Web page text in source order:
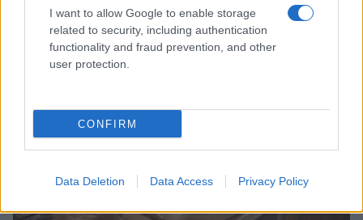
I want to allow Google to enable storage
related to security, including authentication
functionality and fraud prevention, and other
user protection.
CONFIRM
Data Deletion Data Access Privacy Policy
Beatrice Bonaventura · 10 Ago 2026
BELLEZZA